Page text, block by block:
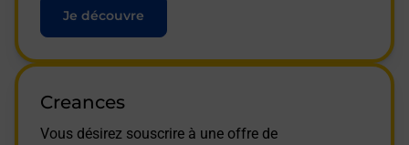
Je découvre
Creances
Vous désirez souscrire à une offre de